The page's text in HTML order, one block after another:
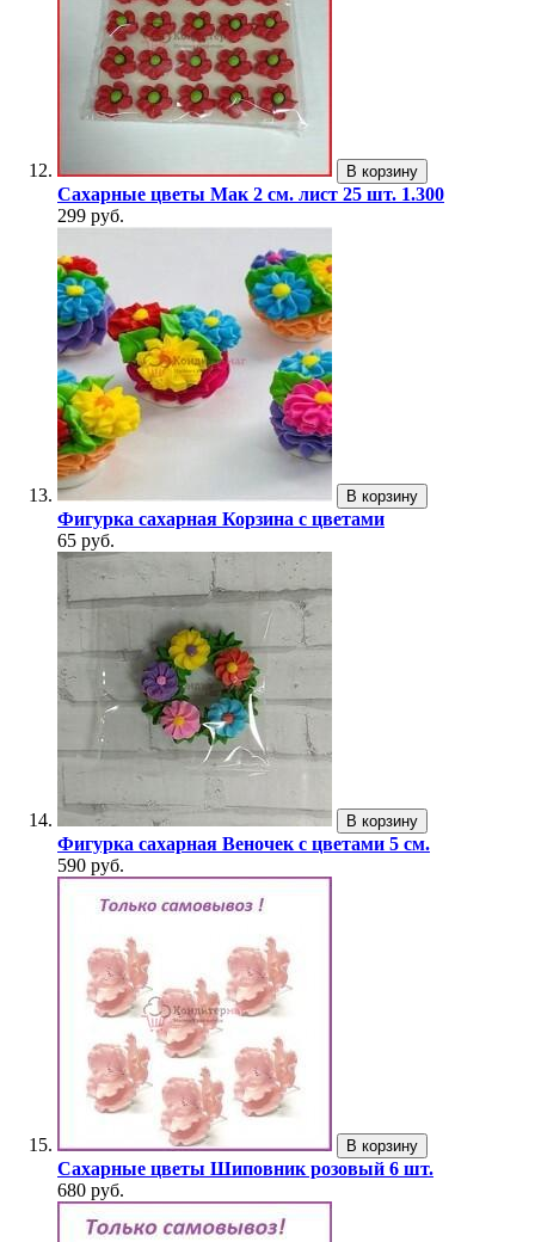
В корзину
Сахарные цветы Мак 2 см. лист 25 шт. 1.300
299 руб.
В корзину
Фигурка сахарная Корзина с цветами
65 руб.
В корзину
Фигурка сахарная Веночек с цветами 5 см.
590 руб.
В корзину
Сахарные цветы Шиповник розовый 6 шт.
680 руб.